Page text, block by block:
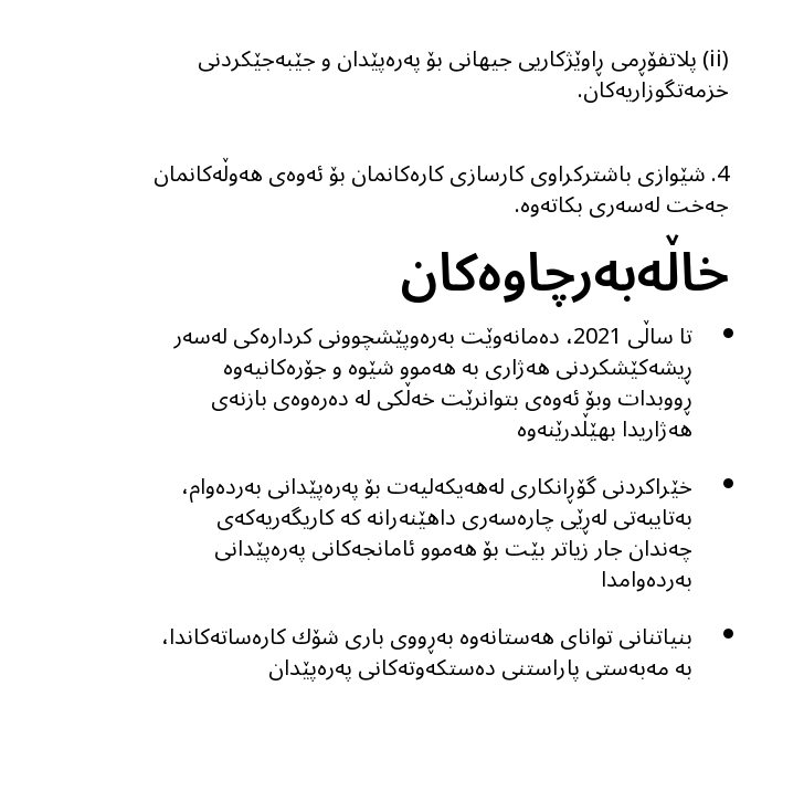
(ii) پلاتفۆڕمی ڕاوێژکاریی جیهانی بۆ پەرەپێدان و جێبەجێکردنی
خزمەتگوزاریەکان.
4. شێوازی باشترکراوی کارسازی كاره‌كانمان بۆ ئه‌وه‌ى هەوڵەکانمان
جه‌خت له‌سه‌رى بكاته‌وه‌.
خاڵەبەرچاوەکان
تا ساڵی 2021، دەمانەوێت بەرەوپێشچوونی کردارەکی لەسەر
ڕیشەکێشکردنی هەژاری بە هەموو شێوە و جۆرەکانیەوە
ڕووبدات وبۆ ئه‌وه‌ى بتوانرێت خەڵکی لە دەرەوەی بازنەی
هەژاریدا بهێڵدرێنەوە
خێراکردنی گۆڕانکاری له‌هەیکەلیەت بۆ پەرەپێدانی بەردەوام،
بەتایبەتی لەڕێی چارەسەری داهێنەرانە کە کاریگەریەکەی
چەندان جار زیاتر بێت بۆ هه‌موو ئامانجەکانی پەرەپێدانی
بەردەوامدا
بنیاتنانی توانای هەستانەوە بەڕووی بارى شۆك کارەساته‌كاندا،
بە مەبەستی پاراستنی ده‌ستكه‌وته‌كانى پەرەپێدان